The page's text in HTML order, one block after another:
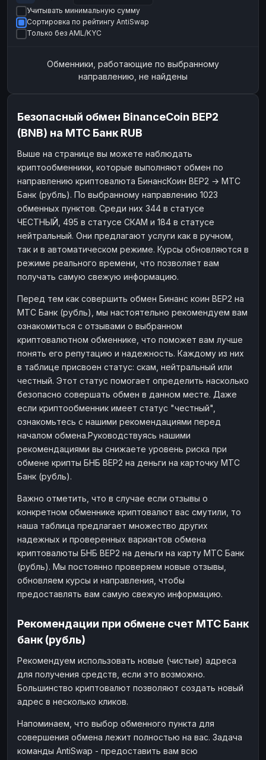
БАЛАНСЫ КРИПТОБИРЖ
Binance
RUB
ВТБ
СБЕР
ДЕНЕЖНЫЕ ПЕРЕВОДЫ
ЗК USD
WU
ЗК USD
WU
НАЛИЧНЫЕ ДЕНЬГИ
Наличные
Наличные USD
Наличные KZT
Наличные
Наличные
Наличные
Учитывать минимальную сумму
Сортировка по рейтингу AntiSwap
Только без AML/KYC
Обменники, работающие по выбранному
направлению, не найдены
Безопасный обмен BinanceCoin BEP2
(BNB) на МТС Банк RUB
Выше на странице вы можете наблюдать
криптообменники, которые выполняют обмен по
направлению криптовалюта БинансКоин BEP2 → МТС
Банк (рубль). По выбранному направлению 1023
обменных пунктов. Среди них 344 в статусе
ЧЕСТНЫЙ, 495 в статусе СКАМ и 184 в статусе
нейтральный. Они предлагают услуги как в ручном,
так и в автоматическом режиме. Курсы обновляются в
режиме реального времени, что позволяет вам
получать самую свежую информацию.
Перед тем как совершить обмен Бинанс коин BEP2 на
МТС Банк (рубль), мы настоятельно рекомендуем вам
ознакомиться с отзывами о выбранном
криптовалютном обменнике, что поможет вам лучше
понять его репутацию и надежность. Каждому из них
в таблице присвоен статус: скам, нейтральный или
честный. Этот статус помогает определить насколько
безопасно совершать обмен в данном месте. Даже
если криптообменник имеет статус "честный",
ознакомьтесь с нашими рекомендациями перед
началом обмена.Руководствуясь нашими
рекомендациями вы снижаете уровень риска при
обмене крипты БНБ BEP2 на деньги на карточку МТС
Банк (рубль).
Важно отметить, что в случае если отзывы о
конкретном обменнике криптовалют вас смутили, то
наша таблица предлагает множество других
надежных и проверенных вариантов обмена
криптовалюты БНБ BEP2 на деньги на карту МТС Банк
(рубль). Мы постоянно проверяем новые отзывы,
обновляем курсы и направления, чтобы
предоставлять вам самую свежую информацию.
Рекомендации при обмене счет МТС Банк
банк (рубль)
Рекомендуем использовать новые (чистые) адреса
для получения средств, если это возможно.
Большинство криптовалют позволяют создать новый
адрес в несколько кликов.
Напоминаем, что выбор обменного пункта для
совершения обмена лежит полностью на вас. Задача
команды AntiSwap - предоставить вам всю